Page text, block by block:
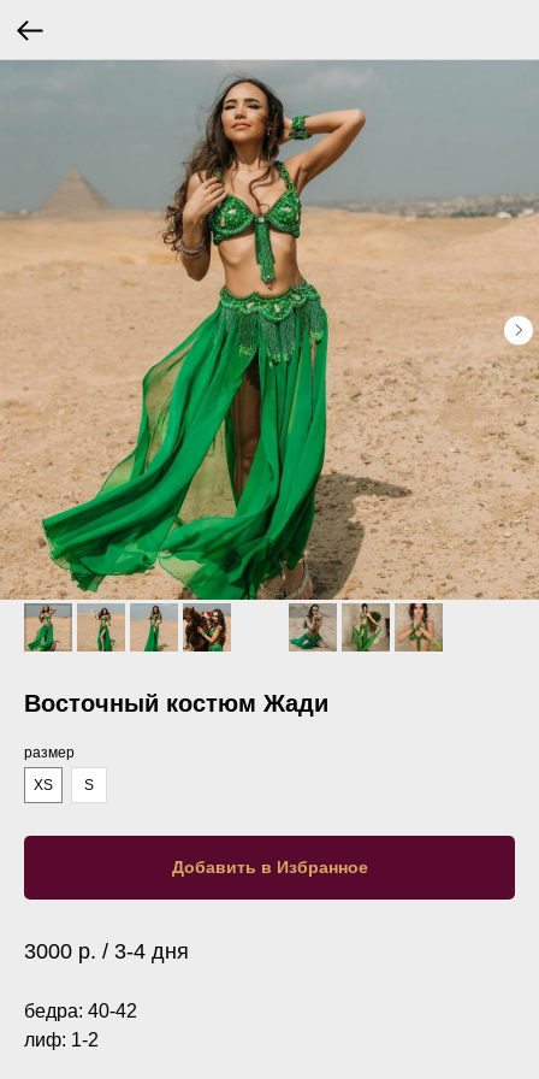
Восточный костюм Жади
размер
XS
S
Добавить в Избранное
3000 р. / 3-4 дня
бедра: 40-42
лиф: 1-2